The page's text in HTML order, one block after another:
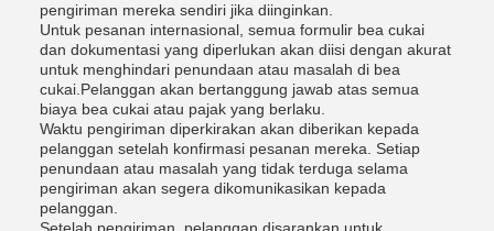
pengiriman mereka sendiri jika diinginkan.
Untuk pesanan internasional, semua formulir bea cukai
dan dokumentasi yang diperlukan akan diisi dengan akurat
untuk menghindari penundaan atau masalah di bea
cukai.Pelanggan akan bertanggung jawab atas semua
biaya bea cukai atau pajak yang berlaku.
Waktu pengiriman diperkirakan akan diberikan kepada
pelanggan setelah konfirmasi pesanan mereka. Setiap
penundaan atau masalah yang tidak terduga selama
pengiriman akan segera dikomunikasikan kepada
pelanggan.